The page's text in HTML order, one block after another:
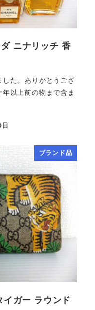
ニナリッチ 香
た。ありがとうござ
以上前の物まで含ま
ブランド品
ガー ラウンド